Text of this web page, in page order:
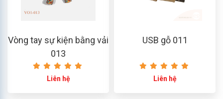
Vòng tay sự kiện bằng vải
013
Liên hệ
USB gỗ 011
Liên hệ